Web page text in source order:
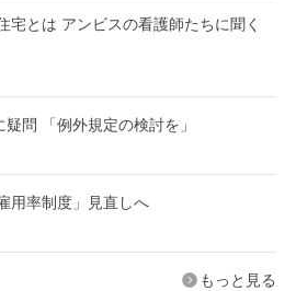
宅とは アンビスの看護師たちに聞く
問 「例外規定の検討を」
率制度」見直しへ
もっと見る